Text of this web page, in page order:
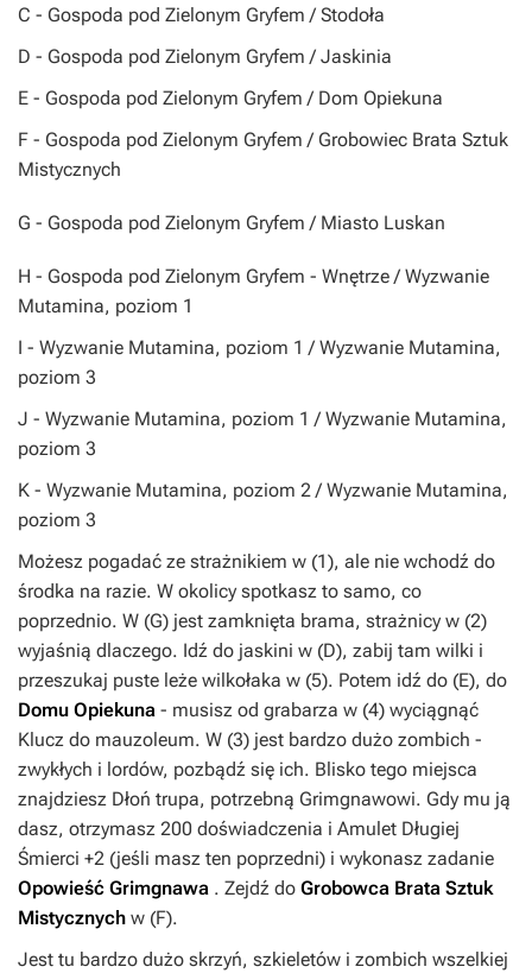
C - Gospoda pod Zielonym Gryfem / Stodoła
D - Gospoda pod Zielonym Gryfem / Jaskinia
E - Gospoda pod Zielonym Gryfem / Dom Opiekuna
F - Gospoda pod Zielonym Gryfem / Grobowiec Brata Sztuk
Mistycznych
G - Gospoda pod Zielonym Gryfem / Miasto Luskan
H - Gospoda pod Zielonym Gryfem - Wnętrze / Wyzwanie
Mutamina, poziom 1
I - Wyzwanie Mutamina, poziom 1 / Wyzwanie Mutamina,
poziom 3
J - Wyzwanie Mutamina, poziom 1 / Wyzwanie Mutamina,
poziom 3
K - Wyzwanie Mutamina, poziom 2 / Wyzwanie Mutamina,
poziom 3
Możesz pogadać ze strażnikiem w (1), ale nie wchodź do
środka na razie. W okolicy spotkasz to samo, co
poprzednio. W (G) jest zamknięta brama, strażnicy w (2)
wyjaśnią dlaczego. Idź do jaskini w (D), zabij tam wilki i
przeszukaj puste leże wilkołaka w (5). Potem idź do (E), do
Domu Opiekuna - musisz od grabarza w (4) wyciągnąć
Klucz do mauzoleum. W (3) jest bardzo dużo zombich -
zwykłych i lordów, pozbądź się ich. Blisko tego miejsca
znajdziesz Dłoń trupa, potrzebną Grimgnawowi. Gdy mu ją
dasz, otrzymasz 200 doświadczenia i Amulet Długiej
Śmierci +2 (jeśli masz ten poprzedni) i wykonasz zadanie
Opowieść Grimgnawa . Zejdź do Grobowca Brata Sztuk
Mistycznych w (F).
Jest tu bardzo dużo skrzyń, szkieletów i zombich wszelkiej